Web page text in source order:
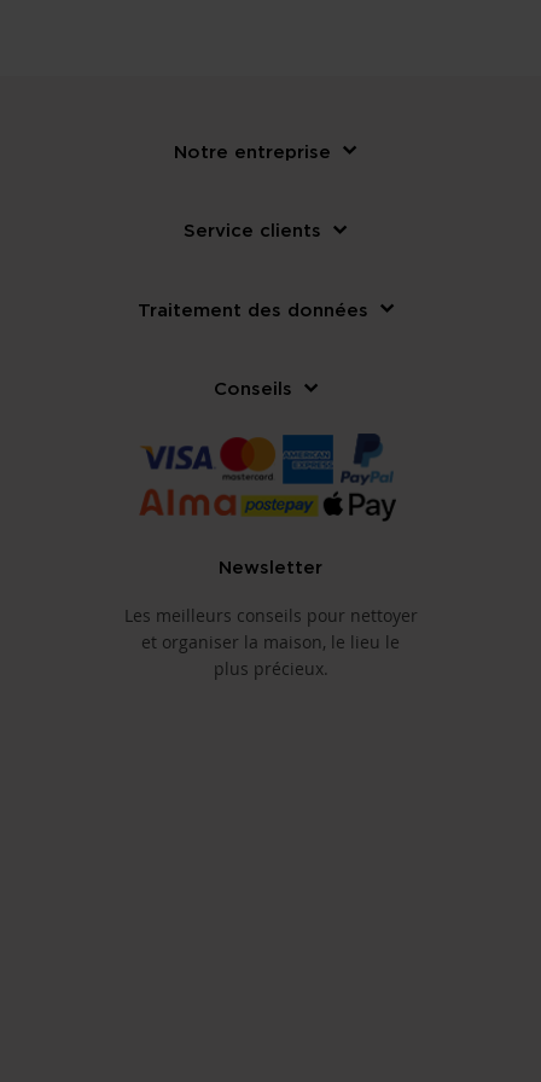
Notre entreprise
Service clients
Traitement des données
Conseils
Newsletter
Les meilleurs conseils pour nettoyer
et organiser la maison, le lieu le
plus précieux.